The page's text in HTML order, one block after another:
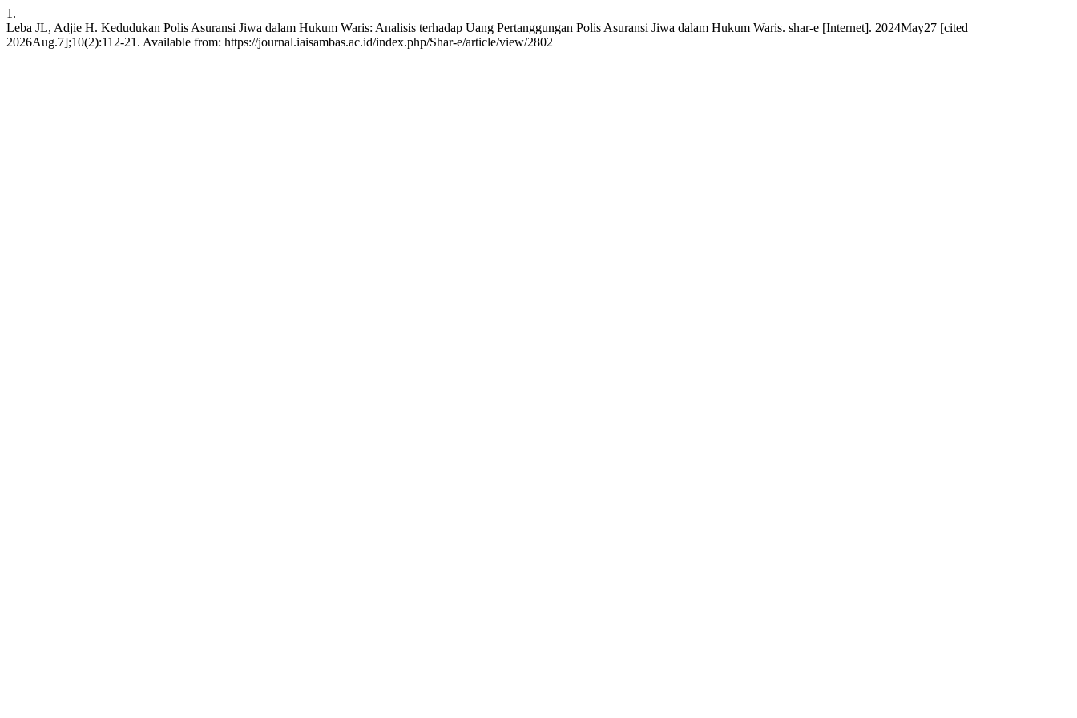
1.
Leba JL, Adjie H. Kedudukan Polis Asuransi Jiwa dalam Hukum Waris: Analisis terhadap Uang Pertanggungan Polis Asuransi Jiwa dalam Hukum Waris. shar-e [Internet]. 2024May27 [cited
2026Aug.7];10(2):112-21. Available from: https://journal.iaisambas.ac.id/index.php/Shar-e/article/view/2802